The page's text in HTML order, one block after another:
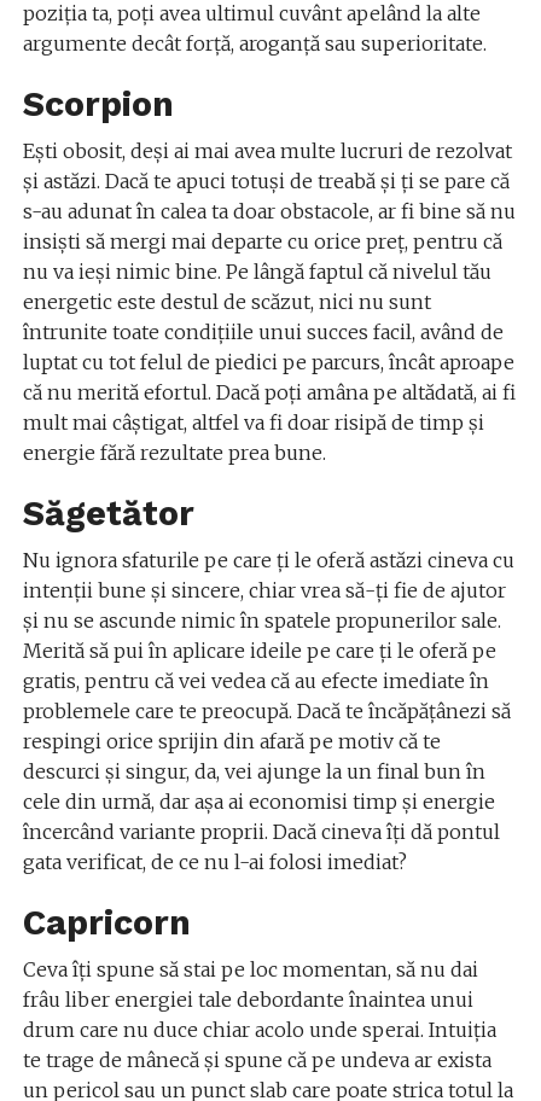
poziţia ta, poţi avea ultimul cuvânt apelând la alte
argumente decât forţă, aroganţă sau superioritate.
Scorpion
Ești obosit, deși ai mai avea multe lucruri de rezolvat
și astăzi. Dacă te apuci totuși de treabă și ți se pare că
s-au adunat în calea ta doar obstacole, ar fi bine să nu
insiști să mergi mai departe cu orice preț, pentru că
nu va ieși nimic bine. Pe lângă faptul că nivelul tău
energetic este destul de scăzut, nici nu sunt
întrunite toate condițiile unui succes facil, având de
luptat cu tot felul de piedici pe parcurs, încât aproape
că nu merită efortul. Dacă poți amâna pe altădată, ai fi
mult mai câștigat, altfel va fi doar risipă de timp și
energie fără rezultate prea bune.
Săgetător
Nu ignora sfaturile pe care ți le oferă astăzi cineva cu
intenții bune și sincere, chiar vrea să-ți fie de ajutor
și nu se ascunde nimic în spatele propunerilor sale.
Merită să pui în aplicare ideile pe care ți le oferă pe
gratis, pentru că vei vedea că au efecte imediate în
problemele care te preocupă. Dacă te încăpățânezi să
respingi orice sprijin din afară pe motiv că te
descurci și singur, da, vei ajunge la un final bun în
cele din urmă, dar așa ai economisi timp și energie
încercând variante proprii. Dacă cineva îți dă pontul
gata verificat, de ce nu l-ai folosi imediat?
Capricorn
Ceva îți spune să stai pe loc momentan, să nu dai
frâu liber energiei tale debordante înaintea unui
drum care nu duce chiar acolo unde sperai. Intuiția
te trage de mânecă și spune că pe undeva ar exista
un pericol sau un punct slab care poate strica totul la